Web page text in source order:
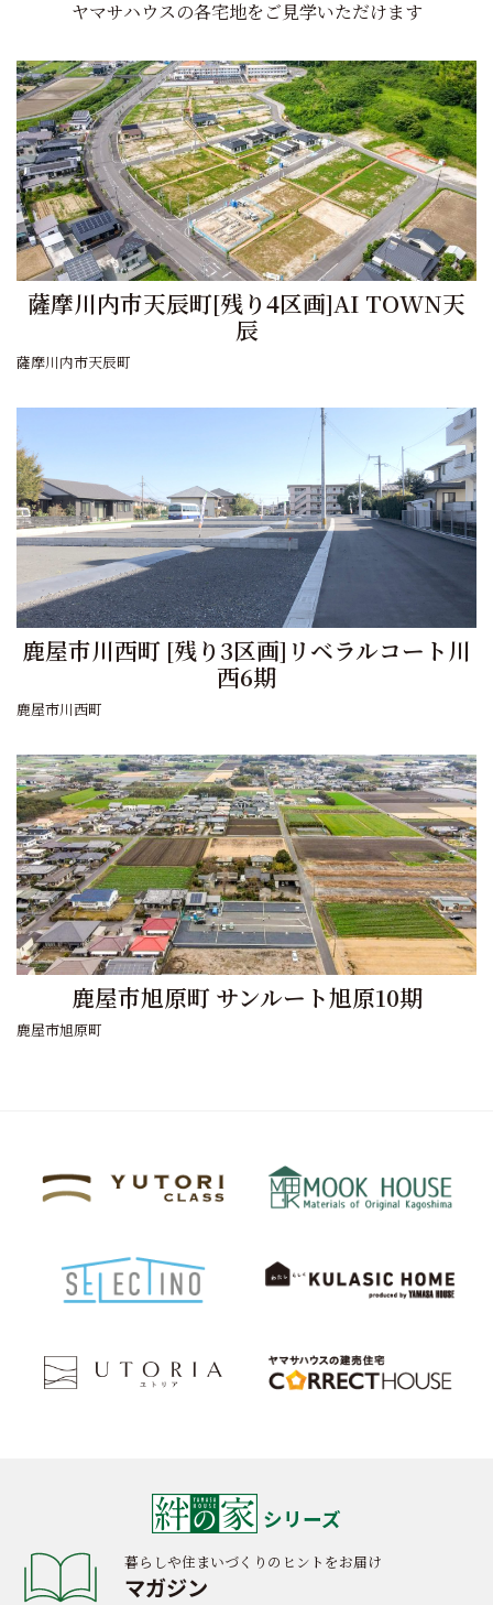
ヤマサハウスの各宅地をご見学いただけます
薩摩川内市天辰町[残り4区画]AI TOWN天
辰
薩摩川内市天辰町
鹿屋市川西町 [残り3区画]リベラルコート川
西6期
鹿屋市川西町
鹿屋市旭原町 サンルート旭原10期
鹿屋市旭原町
シリーズ
暮らしや住まいづくりのヒントをお届け
マガジン